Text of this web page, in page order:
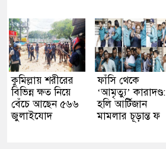
কুমিল্লায় শরীরের
বিভিন্ন ক্ষত নিয়ে
বেঁচে আছেন ৫৬৬
জুলাইযোদ
ফাঁসি থেকে
‘আমৃত্যু’ কারাদণ্ড:
হলি আর্টিজান
মামলার চূড়ান্ত ফ